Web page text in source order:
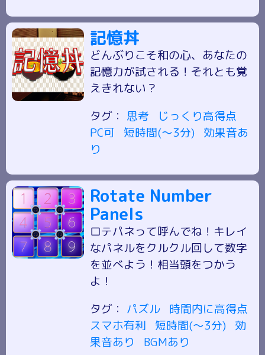
記憶丼
どんぶりこそ和の心、あなたの
記憶力が試される！それとも覚
えきれない？
タグ： 思考
じっくり高得点
PC可
短時間(～3分)
効果音あ
り
Rotate Number
Panels
ロテパネって呼んでね！キレイ
なパネルをクルクル回して数字
を並べよう！相当頭をつかう
よ！
タグ： パズル
時間内に高得点
スマホ有利
短時間(～3分)
効
果音あり
BGMあり